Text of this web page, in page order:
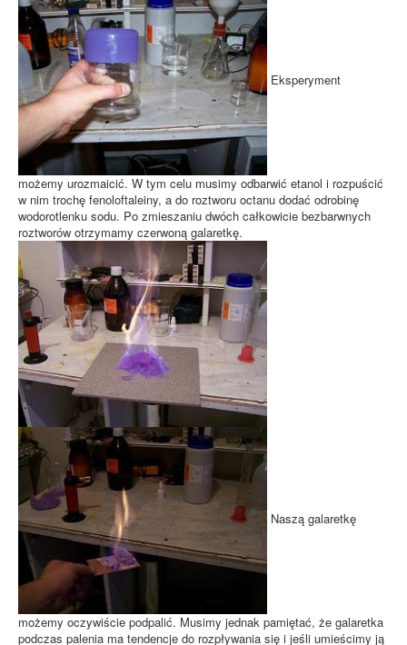
Eksperyment
możemy urozmaicić. W tym celu musimy odbarwić etanol i rozpuścić
w nim trochę fenoloftaleiny, a do roztworu octanu dodać odrobinę
wodorotlenku sodu. Po zmieszaniu dwóch całkowicie bezbarwnych
roztworów otrzymamy czerwoną galaretkę.
Naszą galaretkę
możemy oczywiście podpalić. Musimy jednak pamiętać, że galaretka
podczas palenia ma tendencje do rozpływania się i jeśli umieścimy ją